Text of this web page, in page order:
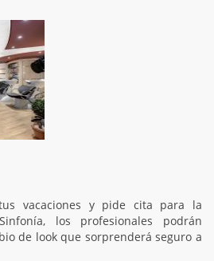
vacaciones y pide cita para la
los profesionales podrán
de look que sorprenderá seguro a